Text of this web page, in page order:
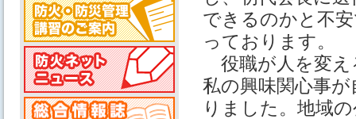
できるのかと不
っております。
役職が人を変え
私の興味関心事
りました。地域